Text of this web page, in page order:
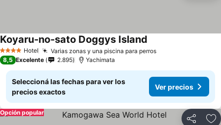
4 EstrellasHotel Varias zonas y una piscina para perros
Koyaru-no-sato Doggys Island
8,5 Excelente 2.895 Yachimata
Seleccioná las fechas para ver los
precios exactos
Ver precios
Compartir
Opción popular